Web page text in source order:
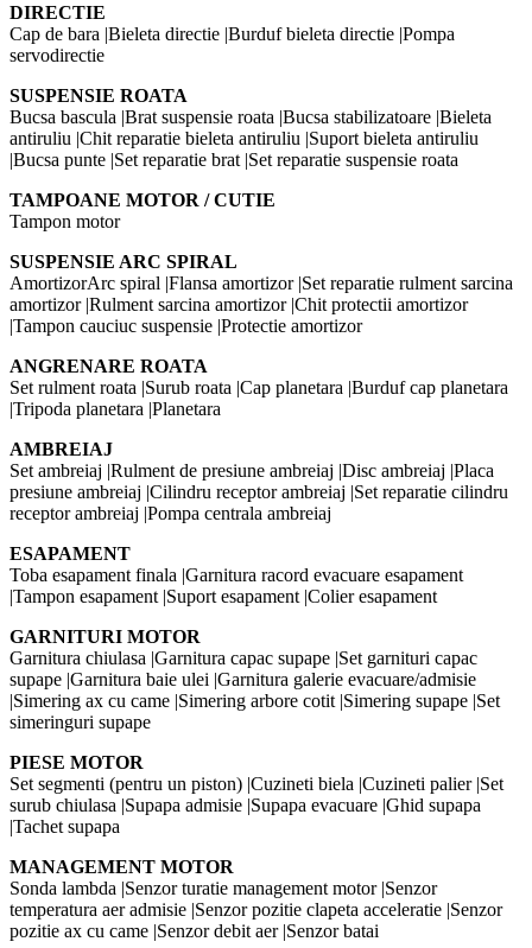
DIRECTIE
Cap de bara |Bieleta directie |Burduf bieleta directie |Pompa
servodirectie
SUSPENSIE ROATA
Bucsa bascula |Brat suspensie roata |Bucsa stabilizatoare |Bieleta
antiruliu |Chit reparatie bieleta antiruliu |Suport bieleta antiruliu
|Bucsa punte |Set reparatie brat |Set reparatie suspensie roata
TAMPOANE MOTOR / CUTIE
Tampon motor
SUSPENSIE ARC SPIRAL
AmortizorArc spiral |Flansa amortizor |Set reparatie rulment sarcina
amortizor |Rulment sarcina amortizor |Chit protectii amortizor
|Tampon cauciuc suspensie |Protectie amortizor
ANGRENARE ROATA
Set rulment roata |Surub roata |Cap planetara |Burduf cap planetara
|Tripoda planetara |Planetara
AMBREIAJ
Set ambreiaj |Rulment de presiune ambreiaj |Disc ambreiaj |Placa
presiune ambreiaj |Cilindru receptor ambreiaj |Set reparatie cilindru
receptor ambreiaj |Pompa centrala ambreiaj
ESAPAMENT
Toba esapament finala |Garnitura racord evacuare esapament
|Tampon esapament |Suport esapament |Colier esapament
GARNITURI MOTOR
Garnitura chiulasa |Garnitura capac supape |Set garnituri capac
supape |Garnitura baie ulei |Garnitura galerie evacuare/admisie
|Simering ax cu came |Simering arbore cotit |Simering supape |Set
simeringuri supape
PIESE MOTOR
Set segmenti (pentru un piston) |Cuzineti biela |Cuzineti palier |Set
surub chiulasa |Supapa admisie |Supapa evacuare |Ghid supapa
|Tachet supapa
MANAGEMENT MOTOR
Sonda lambda |Senzor turatie management motor |Senzor
temperatura aer admisie |Senzor pozitie clapeta acceleratie |Senzor
pozitie ax cu came |Senzor debit aer |Senzor batai